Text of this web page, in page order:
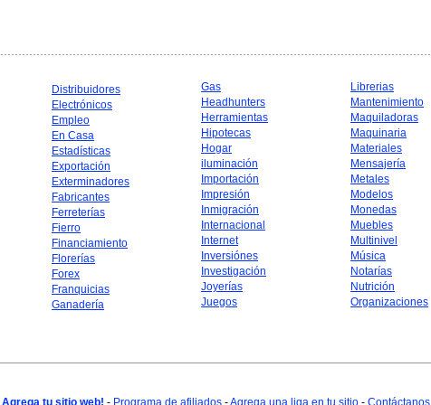
Distribuidores
Electrónicos
Empleo
En Casa
Estadísticas
Exportación
Exterminadores
Fabricantes
Ferreterías
Fierro
Financiamiento
Florerías
Forex
Franquicias
Ganadería
Gas
Headhunters
Herramientas
Hipotecas
Hogar
iluminación
Importación
Impresión
Inmigración
Internacional
Internet
Inversiónes
Investigación
Joyerías
Juegos
Librerias
Mantenimiento
Maquiladoras
Maquinaria
Materiales
Mensajería
Metales
Modelos
Monedas
Muebles
Multinivel
Música
Notarías
Nutrición
Organizaciones
Agrega tu sitio web! - Programa de afiliados -Agrega una liga en tu sitio - Contáctanos